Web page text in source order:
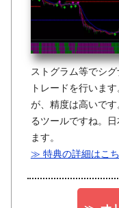
ストグラム等でシ
トレードを行いま
が、精度は高いで
るツールですね。
ます。
≫ 特典の詳細はこ